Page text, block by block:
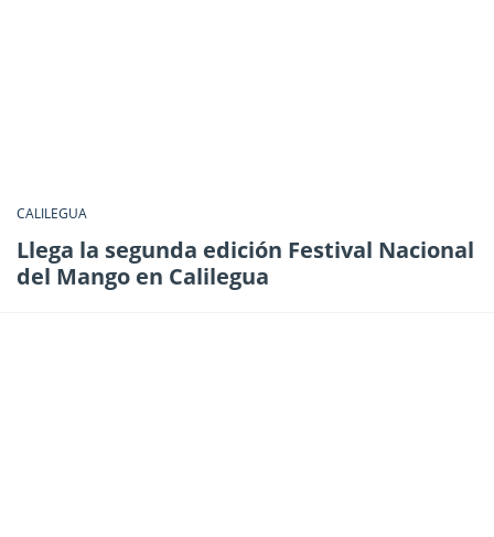
CALILEGUA
Llega la segunda edición Festival Nacional
del Mango en Calilegua